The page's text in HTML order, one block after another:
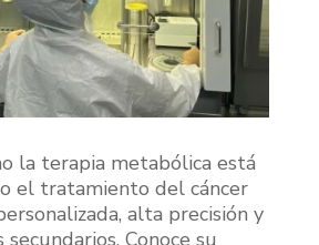
la terapia metabólica está
el tratamiento del cáncer
alta precisión y
Conoce su